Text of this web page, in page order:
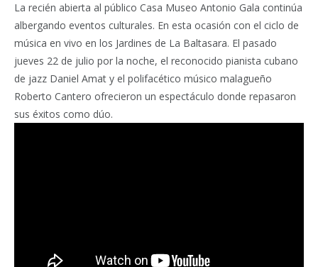
La recién abierta al público Casa Museo Antonio Gala continúa
albergando eventos culturales. En esta ocasión con el ciclo de
música en vivo en los Jardines de La Baltasara. El pasado
jueves 22 de julio por la noche, el reconocido pianista cubano
de jazz Daniel Amat y el polifacético músico malagueño
Roberto Cantero ofrecieron un espectáculo donde repasaron
sus éxitos como dúo.